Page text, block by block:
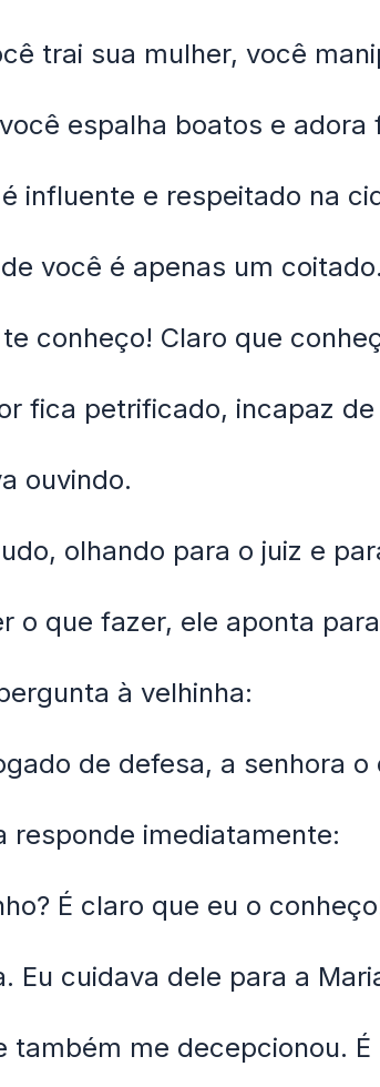
trai sua mulher, você
espalha boatos e adora
influente e respeitado na
você é apenas um coitado.
conheço! Claro que
fica petrificado, incapaz
ouvindo.
olhando para o juiz e
o que fazer, ele aponta
à velhinha:
de defesa, a senhora o
responde imediatamente:
É claro que eu o
Eu cuidava dele para a
também me decepcionou.